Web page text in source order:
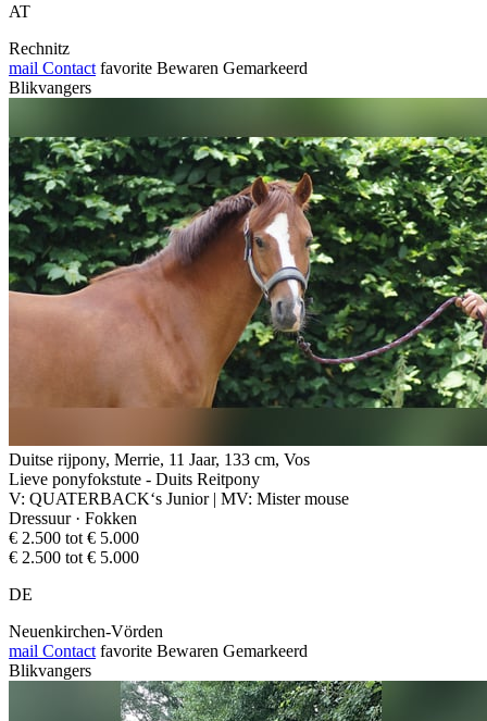
AT
Rechnitz
mail Contact favorite Bewaren Gemarkeerd
Blikvangers
Duitse rijpony, Merrie, 11 Jaar, 133 cm, Vos
Lieve ponyfokstute - Duits Reitpony
V: QUATERBACK‘s Junior | MV: Mister mouse
Dressuur · Fokken
€ 2.500 tot € 5.000
€ 2.500 tot € 5.000
DE
Neuenkirchen-Vörden
mail Contact favorite Bewaren Gemarkeerd
Blikvangers